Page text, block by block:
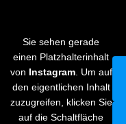
Sie sehen gerade
einen Platzhalterinhalt
von Instagram. Um auf
den eigentlichen Inhalt
zuzugreifen, klicken Sie
auf die Schaltfläche